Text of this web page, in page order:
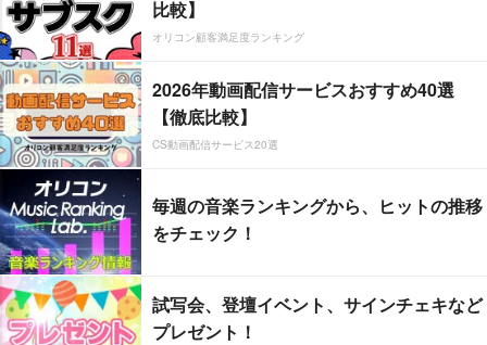
比較】
オリコン顧客満足度ランキング
2026年動画配信サービスおすすめ40選
【徹底比較】
CS動画配信サービス20選
毎週の音楽ランキングから、ヒットの推移
をチェック！
試写会、登壇イベント、サインチェキなど
プレゼント！